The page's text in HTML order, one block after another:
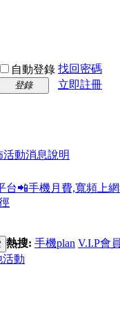
自動登錄 找回密碼
登錄
立即註冊
活動消息說明
台📲手機月費,寬頻上
熱搜: 手機plan V.I.P會員
活動